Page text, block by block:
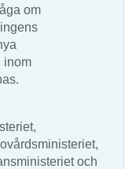
om
inom
och